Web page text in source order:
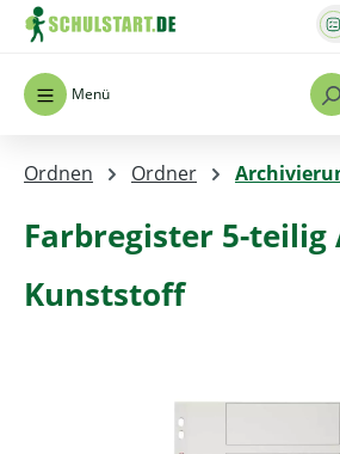
Zum Hauptinhalt springen
Menü
Ordnen Ordner
Farbregister 5-teilig
Kunststoff
Bildergalerie überspringen